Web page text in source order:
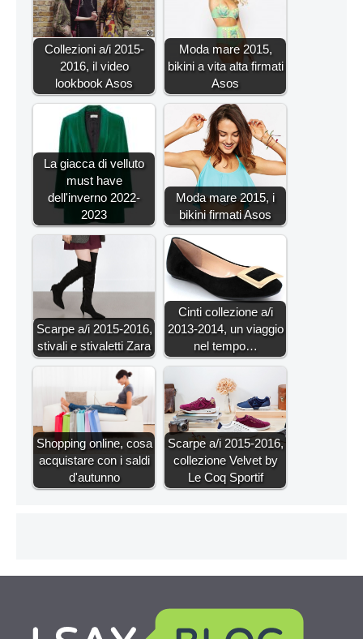
Collezioni a/i 2015-
2016, il video
lookbook Asos
Moda mare 2015,
bikini a vita alta firmati
Asos
La giacca di velluto
must have
dell'inverno 2022-
2023
Moda mare 2015, i
bikini firmati Asos
Scarpe a/i 2015-2016,
stivali e stivaletti Zara
Cinti collezione a/i
2013-2014, un viaggio
nel tempo…
Shopping online, cosa
acquistare con i saldi
d'autunno
Scarpe a/i 2015-2016,
collezione Velvet by
Le Coq Sportif